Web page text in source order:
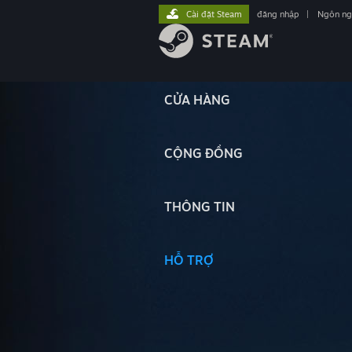
CỬA HÀNG
CỘNG ĐỒNG
THÔNG TIN
HỖ TRỢ
Cài đặt Steam đăng nhập Ngôn